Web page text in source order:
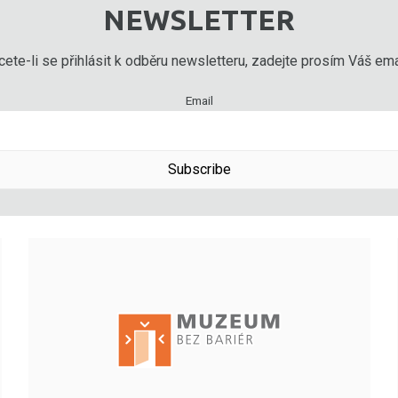
NEWSLETTER
li se přihlásit k odběru newsletteru, zadejte prosím Váš
Email
Subscribe